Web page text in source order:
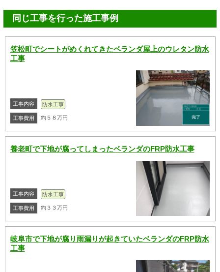
同じ工事を行った施工事例
笠松町でシートがめくれてきたベランダ屋上のウレタン防水
工事
工事内容 防水工事
工事費用 約５８万円
養老町で下地が腐ってしまったベランダのFRP防水工事
工事内容 防水工事
工事費用 約３３万円
岐阜市で下地が腐り雨漏りが起きていたベランダのFRP防水
工事